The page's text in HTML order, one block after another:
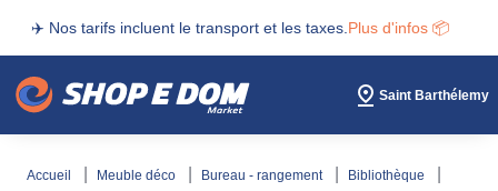
✈️ Nos tarifs incluent le transport et les taxes. Plus d'infos 📦
Saint Barthélemy
accueil meuble déco bureau - rangement
bibliothèque